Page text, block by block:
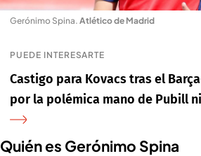
Gerónimo Spina. Atlético de Madrid
PUEDE INTERESARTE
Castigo para Kovacs tras el
por la polémica mano de Pubill
Quién es Gerónimo Spina